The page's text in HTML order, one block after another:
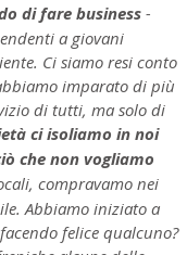
di fare business -
a giovani
Ci siamo resi conto
imparato di più
di tutti, ma solo di
ci isoliamo in noi
che non vogliamo
compravamo nei
Abbiamo iniziato a
felice qualcuno?